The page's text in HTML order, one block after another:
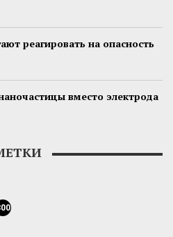
реагировать на опасность
вместо электрода